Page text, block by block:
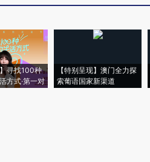
】寻找100种
方式·第一对
【特别呈现】澳门全力探
索葡语国家新渠道